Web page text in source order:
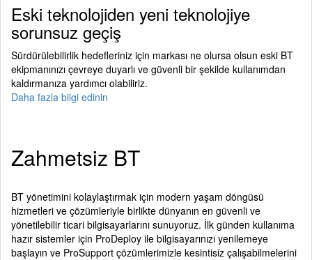
Eski teknolojiden yeni teknolojiye
sorunsuz geçiş
Sürdürülebilirlik hedefleriniz için markası ne olursa olsun eski BT
ekipmanınızı çevreye duyarlı ve güvenli bir şekilde kullanımdan
kaldırmanıza yardımcı olabiliriz.
Daha fazla bilgi edinin
Zahmetsiz BT
BT yönetimini kolaylaştırmak için modern yaşam döngüsü
hizmetleri ve çözümleriyle birlikte dünyanın en güvenli ve
yönetilebilir ticari bilgisayarlarını sunuyoruz. İlk günden kullanıma
hazır sistemler için ProDeploy ile bilgisayarınızı yenilemeye
başlayın ve ProSupport çözümlerimizle kesintisiz çalışabilmelerini